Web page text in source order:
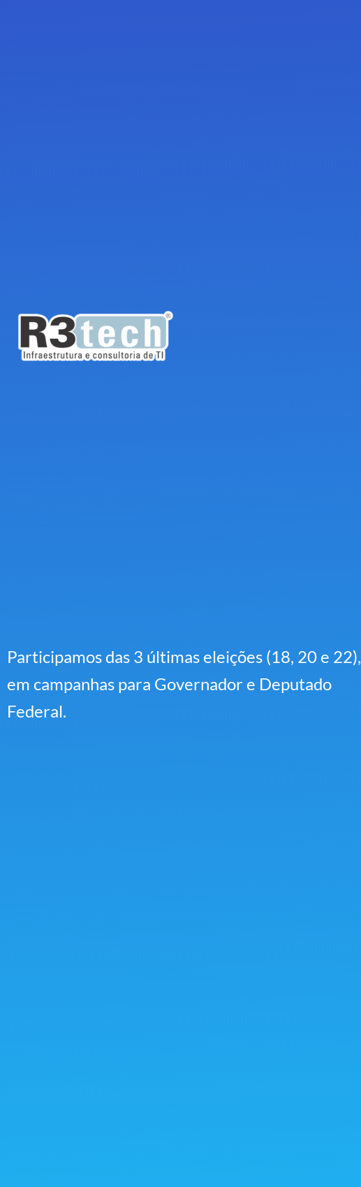
Participamos das 3 últimas eleições (18, 20 e 22),
em campanhas para Governador e Deputado
Federal.